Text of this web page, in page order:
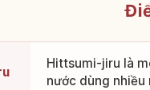
Hittsumi-jiru là
nước dùng nhiều